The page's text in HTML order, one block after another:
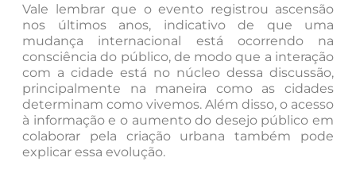
Vale lembrar que o evento registrou ascensão
nos últimos anos, indicativo de que uma
mudança internacional está ocorrendo na
consciência do público, de modo que a interação
com a cidade está no núcleo dessa discussão,
principalmente na maneira como as cidades
determinam como vivemos. Além disso, o acesso
à informação e o aumento do desejo público em
colaborar pela criação urbana também pode
explicar essa evolução.